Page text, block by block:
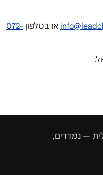
או בטלפון 072-
.
— נמדדים,